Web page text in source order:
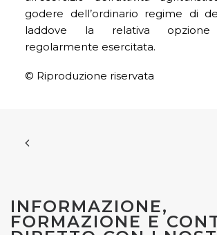
godere dell’ordinario regime di
laddove la relativa
regolarmente esercitata.
© Riproduzione riservata
INFORMAZIONE,
FORMAZIONE E